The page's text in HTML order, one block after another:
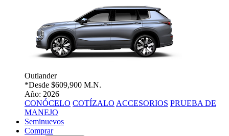
Outlander
*Desde $609,900 M.N.
Año: 2026
CONÓCELO COTÍZALO ACCESORIOS PRUEBA DE
MANEJO
Seminuevos
Comprar